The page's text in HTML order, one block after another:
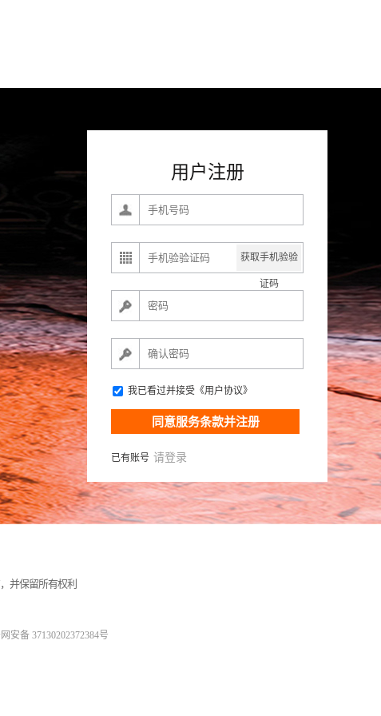
用户注册
获取手机验验
证码
我已看过并接受《用户协议》
同意服务条款并注册
已有账号 请登录
并保留所有权利
安备 37130202372384号